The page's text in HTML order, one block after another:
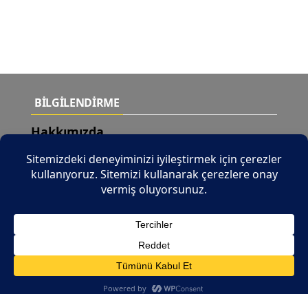
BİLGİLENDİRME
Hakkımızda
Teslimat Şartları
Yeni Ürünler
© 2026 Tüm Hakları Saklıdır |
b2b.tuncaymotor.com